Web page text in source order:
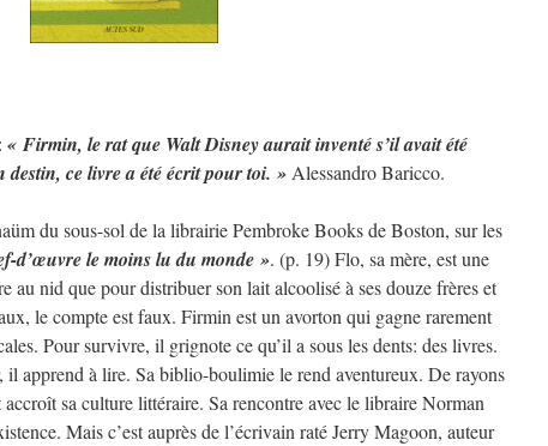
« Firmin, le rat que Walt Disney aurait inventé s’il avait été
ce livre a été écrit pour toi. » Alessandro Baricco.
du sous-sol de la librairie Pembroke Books de Boston, sur les
d’œuvre le moins lu du monde ». (p. 19) Flo, sa mère, est une
au nid que pour distribuer son lait alcoolisé à ses douze frères et
le compte est faux. Firmin est un avorton qui gagne rarement
Pour survivre, il grignote ce qu’il a sous les dents: des livres.
il apprend à lire. Sa biblio-boulimie le rend aventureux. De rayons
sa culture littéraire. Sa rencontre avec le libraire Norman
Mais c’est auprès de l’écrivain raté Jerry Magoon, auteur